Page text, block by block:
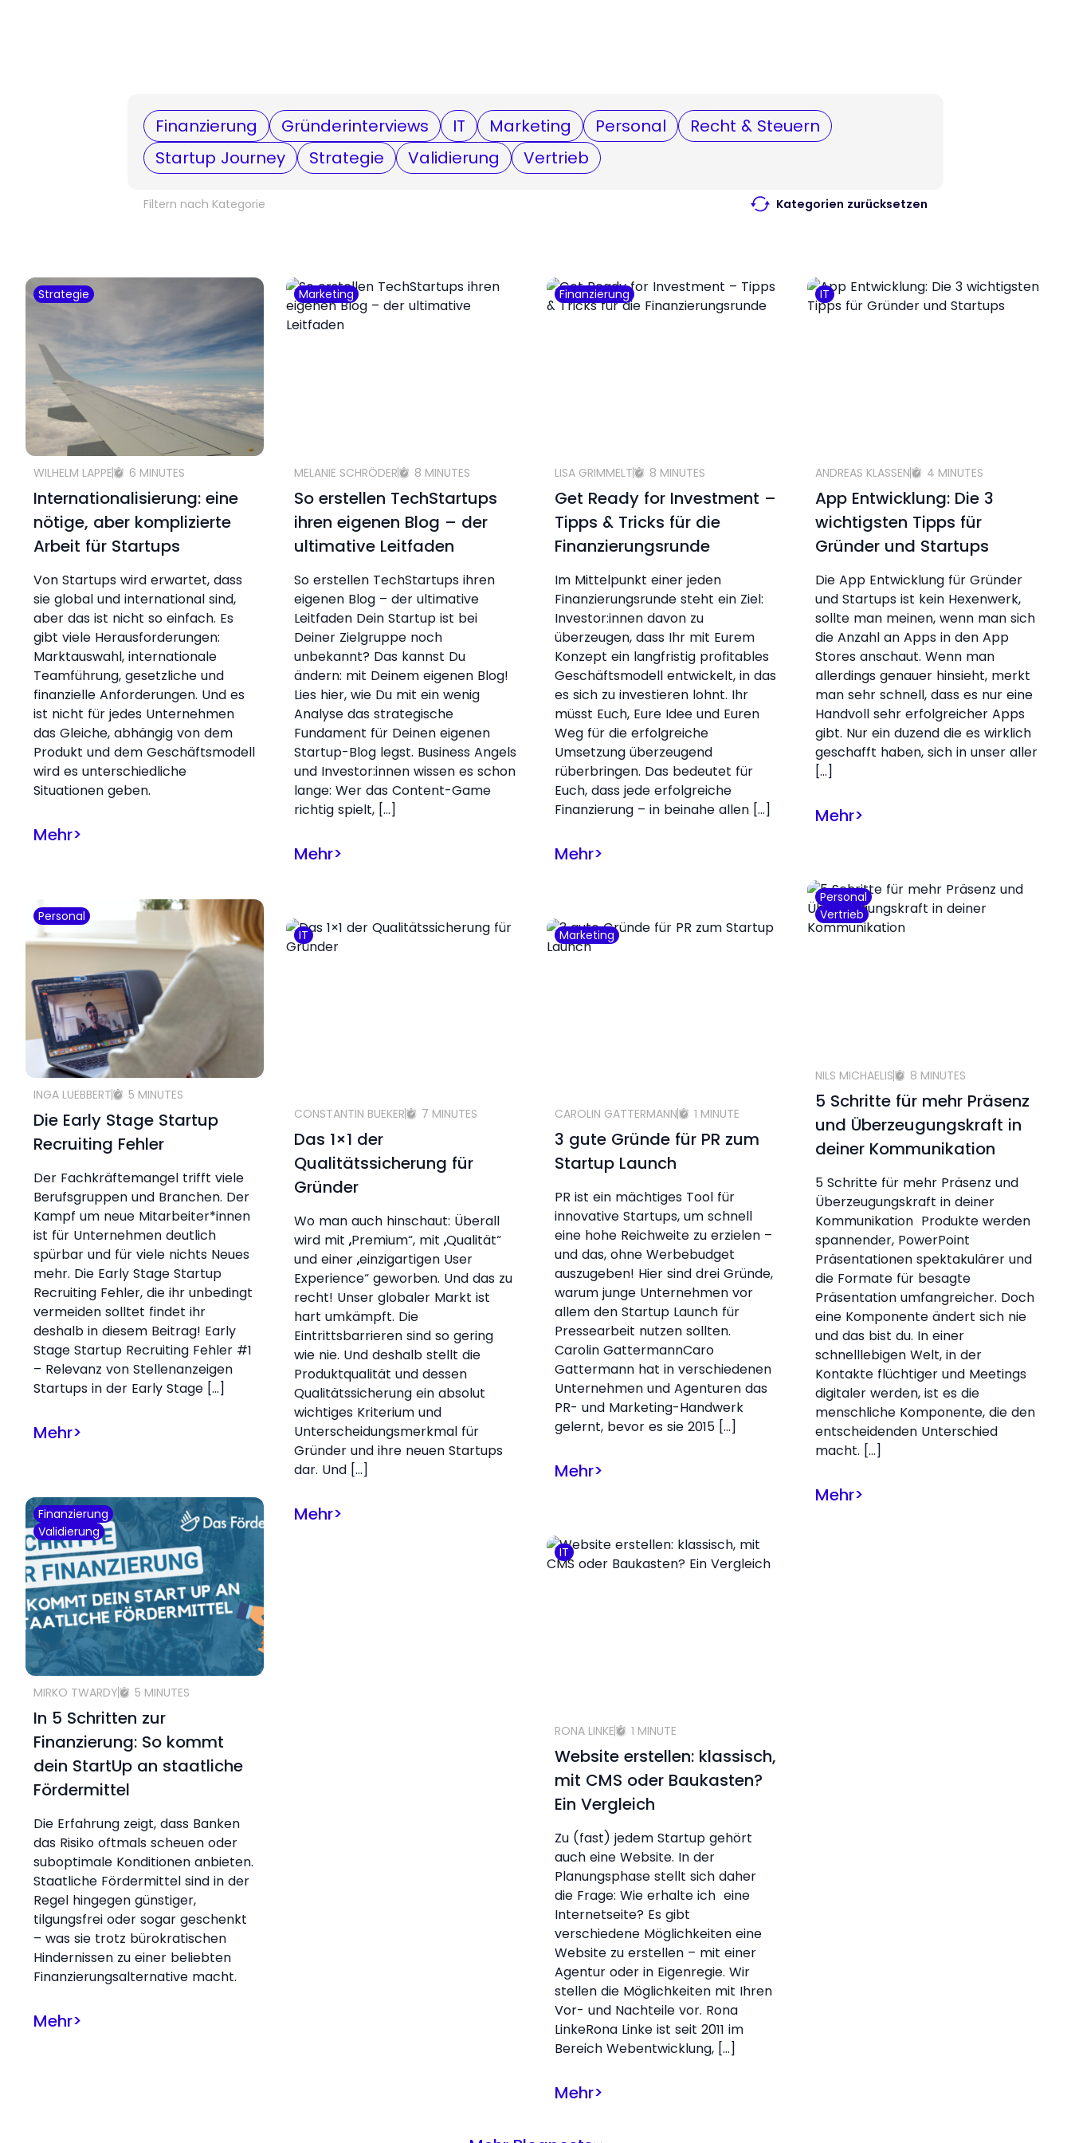
Finanzierung Gründerinterviews IT Marketing Personal
Recht & Steuern
Startup Journey
Strategie Validierung Vertrieb
Filtern nach Kategorie Kategorien zurücksetzen
Strategie
WILHELM LAPPE 6 MINUTES
Internationalisierung: eine
nötige, aber komplizierte
Arbeit für Startups
Von Startups wird erwartet, dass
sie global und international sind,
aber das ist nicht so einfach. Es
gibt viele Herausforderungen:
Marktauswahl, internationale
Teamführung, gesetzliche und
finanzielle Anforderungen. Und es
ist nicht für jedes Unternehmen
das Gleiche, abhängig von dem
Produkt und dem Geschäftsmodell
wird es unterschiedliche
Situationen geben.
Mehr>
Personal
INGA LUEBBERT 5 MINUTES
Die Early Stage Startup
Recruiting Fehler
Der Fachkräftemangel trifft viele
Berufsgruppen und Branchen. Der
Kampf um neue Mitarbeiter*innen
ist für Unternehmen deutlich
spürbar und für viele nichts Neues
mehr. Die Early Stage Startup
Recruiting Fehler, die ihr unbedingt
vermeiden solltet findet ihr
deshalb in diesem Beitrag! Early
Stage Startup Recruiting Fehler #1
– Relevanz von Stellenanzeigen
Startups in der Early Stage […]
Mehr>
Finanzierung
Validierung
MIRKO TWARDY 5 MINUTES
In 5 Schritten zur
Finanzierung: So kommt
dein StartUp an staatliche
Fördermittel
Die Erfahrung zeigt, dass Banken
das Risiko oftmals scheuen oder
suboptimale Konditionen anbieten.
Staatliche Fördermittel sind in der
Regel hingegen günstiger,
tilgungsfrei oder sogar geschenkt
– was sie trotz bürokratischen
Hindernissen zu einer beliebten
Finanzierungsalternative macht.
Mehr>
Marketing
MELANIE SCHRÖDER 8 MINUTES
So erstellen TechStartups
ihren eigenen Blog – der
ultimative Leitfaden
So erstellen TechStartups ihren
eigenen Blog – der ultimative
Leitfaden Dein Startup ist bei
Deiner Zielgruppe noch
unbekannt? Das kannst Du
ändern: mit Deinem eigenen Blog!
Lies hier, wie Du mit ein wenig
Analyse das strategische
Fundament für Deinen eigenen
Startup-Blog legst. Business Angels
und Investor:innen wissen es schon
lange: Wer das Content-Game
richtig spielt, […]
Mehr>
IT
CONSTANTIN BUEKER 7 MINUTES
Das 1×1 der
Qualitätssicherung für
Gründer
Wo man auch hinschaut: Überall
wird mit „Premium“, mit „Qualität“
und einer „einzigartigen User
Experience“ geworben. Und das zu
recht! Unser globaler Markt ist
hart umkämpft. Die
Eintrittsbarrieren sind so gering
wie nie. Und deshalb stellt die
Produktqualität und dessen
Qualitätssicherung ein absolut
wichtiges Kriterium und
Unterscheidungsmerkmal für
Gründer und ihre neuen Startups
dar. Und […]
Mehr>
Finanzierung
LISA GRIMMELT 8 MINUTES
Get Ready for Investment –
Tipps & Tricks für die
Finanzierungsrunde
Im Mittelpunkt einer jeden
Finanzierungsrunde steht ein Ziel:
Investor:innen davon zu
überzeugen, dass Ihr mit Eurem
Konzept ein langfristig profitables
Geschäftsmodell entwickelt, in das
es sich zu investieren lohnt. Ihr
müsst Euch, Eure Idee und Euren
Weg für die erfolgreiche
Umsetzung überzeugend
rüberbringen. Das bedeutet für
Euch, dass jede erfolgreiche
Finanzierung – in beinahe allen […]
Mehr>
Marketing
CAROLIN GATTERMANN 1 MINUTE
3 gute Gründe für PR zum
Startup Launch
PR ist ein mächtiges Tool für
innovative Startups, um schnell
eine hohe Reichweite zu erzielen –
und das, ohne Werbebudget
auszugeben! Hier sind drei Gründe,
warum junge Unternehmen vor
allem den Startup Launch für
Pressearbeit nutzen sollten.
Carolin GattermannCaro
Gattermann hat in verschiedenen
Unternehmen und Agenturen das
PR- und Marketing-Handwerk
gelernt, bevor es sie 2015 […]
Mehr>
IT
RONA LINKE 1 MINUTE
Website erstellen: klassisch,
mit CMS oder Baukasten?
Ein Vergleich
Zu (fast) jedem Startup gehört
auch eine Website. In der
Planungsphase stellt sich daher
die Frage: Wie erhalte ich eine
Internetseite? Es gibt
verschiedene Möglichkeiten eine
Website zu erstellen – mit einer
Agentur oder in Eigenregie. Wir
stellen die Möglichkeiten mit Ihren
Vor- und Nachteile vor. Rona
LinkeRona Linke ist seit 2011 im
Bereich Webentwicklung, […]
Mehr>
IT
ANDREAS KLASSEN 4 MINUTES
App Entwicklung: Die 3
wichtigsten Tipps für
Gründer und Startups
Die App Entwicklung für Gründer
und Startups ist kein Hexenwerk,
sollte man meinen, wenn man sich
die Anzahl an Apps in den App
Stores anschaut. Wenn man
allerdings genauer hinsieht, merkt
man sehr schnell, dass es nur eine
Handvoll sehr erfolgreicher Apps
gibt. Nur ein duzend die es wirklich
geschafft haben, sich in unser aller
[…]
Mehr>
Personal
Vertrieb
NILS MICHAELIS 8 MINUTES
5 Schritte für mehr Präsenz
und Überzeugungskraft in
deiner Kommunikation
5 Schritte für mehr Präsenz und
Überzeugungskraft in deiner
Kommunikation Produkte werden
spannender, PowerPoint
Präsentationen spektakulärer und
die Formate für besagte
Präsentation umfangreicher. Doch
eine Komponente ändert sich nie
und das bist du. In einer
schnelllebigen Welt, in der
Kontakte flüchtiger und Meetings
digitaler werden, ist es die
menschliche Komponente, die den
entscheidenden Unterschied
macht. […]
Mehr>